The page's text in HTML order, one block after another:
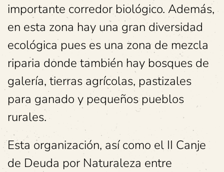
importante corredor biológico. Además,
en esta zona hay una gran diversidad
ecológica pues es una zona de mezcla
riparia donde también hay bosques de
galería, tierras agrícolas, pastizales
para ganado y pequeños pueblos
rurales.
Esta organización, así como el II Canje
de Deuda por Naturaleza entre